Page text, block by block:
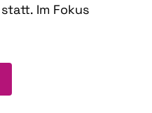
Im Fokus